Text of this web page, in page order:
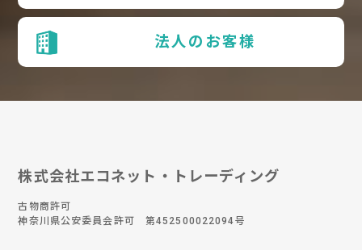
法人のお客様
株式会社エコネット・トレーディング
古物商許可
神奈川県公安委員会許可 第452500022094号